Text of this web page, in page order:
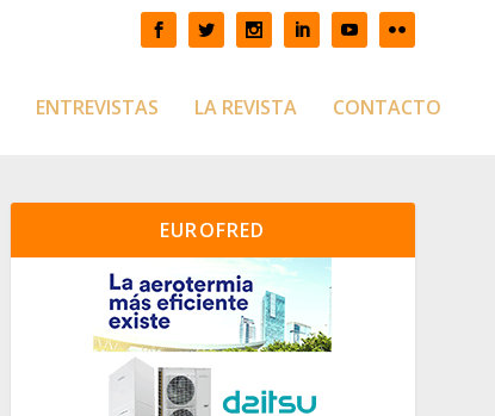
ENTREVISTAS LA REVISTA CONTACTO
EUROFRED